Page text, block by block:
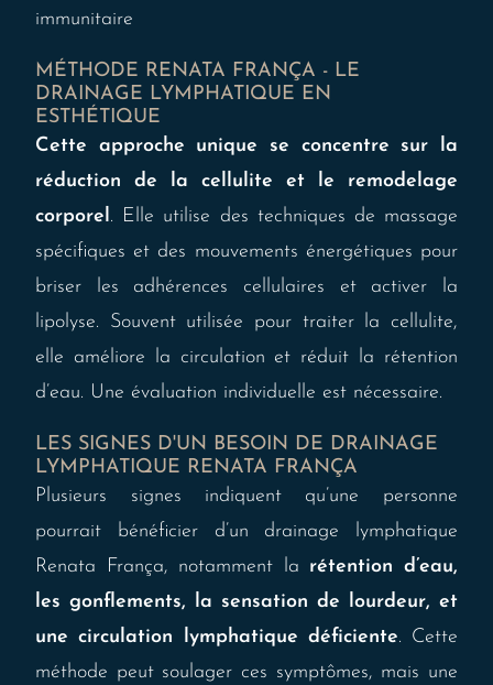
immunitaire
MÉTHODE RENATA FRANÇA - LE
DRAINAGE LYMPHATIQUE EN
ESTHÉTIQUE
Cette approche unique se concentre sur la
réduction de la cellulite et le remodelage
corporel. Elle utilise des techniques de massage
spécifiques et des mouvements énergétiques pour
briser les adhérences cellulaires et activer la
lipolyse. Souvent utilisée pour traiter la cellulite,
elle améliore la circulation et réduit la rétention
d’eau. Une évaluation individuelle est nécessaire.
LES SIGNES D'UN BESOIN DE DRAINAGE
LYMPHATIQUE RENATA FRANÇA
Plusieurs signes indiquent qu’une personne
pourrait bénéficier d’un drainage lymphatique
Renata França, notamment la rétention d’eau,
les gonflements, la sensation de lourdeur, et
une circulation lymphatique déficiente. Cette
méthode peut soulager ces symptômes, mais une